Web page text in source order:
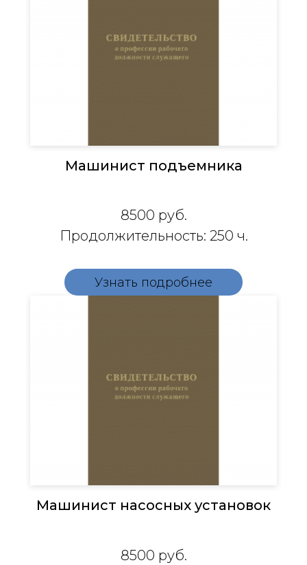
Машинист подъемника
8500 руб.
Продолжительность: 250 ч.
Узнать подробнее
Машинист насосных установок
8500 руб.